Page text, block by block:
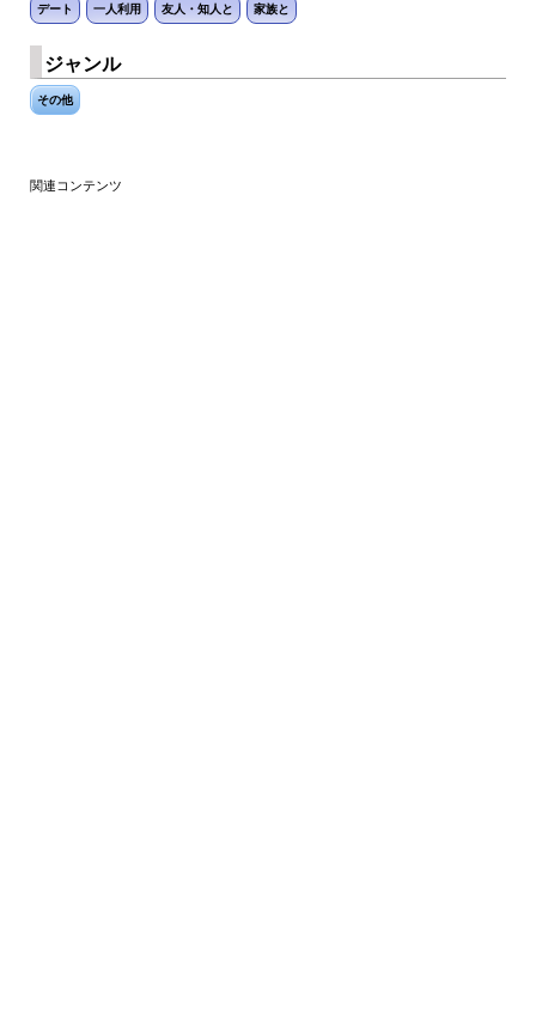
デート 一人利用 友人・知人と 家族と
ジャンル
その他
関連コンテンツ